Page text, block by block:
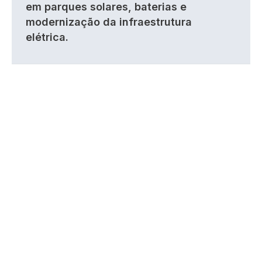
em parques solares, baterias e
modernização da infraestrutura
elétrica.